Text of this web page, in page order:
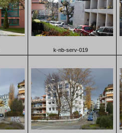
k-nb-serv-019